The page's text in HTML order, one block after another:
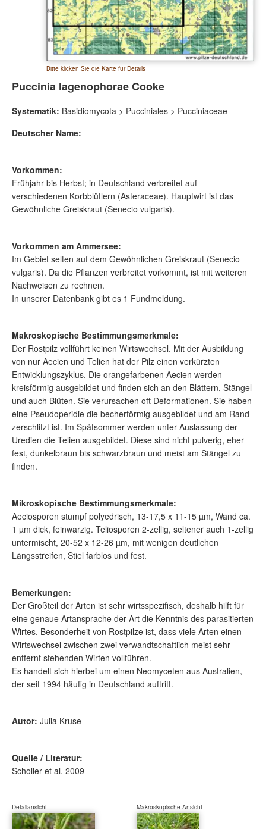
Bitte klicken Sie die Karte für Details
Puccinia lagenophorae Cooke
Systematik: Basidiomycota > Pucciniales > Pucciniaceae
Deutscher Name:
Vorkommen:
Frühjahr bis Herbst; in Deutschland verbreitet auf
verschiedenen Korbblütlern (Asteraceae). Hauptwirt ist das
Gewöhnliche Greiskraut (Senecio vulgaris).
Vorkommen am Ammersee:
Im Gebiet selten auf dem Gewöhnlichen Greiskraut (Senecio
vulgaris). Da die Pflanzen verbreitet vorkommt, ist mit weiteren
Nachweisen zu rechnen.
In unserer Datenbank gibt es 1 Fundmeldung.
Makroskopische Bestimmungsmerkmale:
Der Rostpilz vollführt keinen Wirtswechsel. Mit der Ausbildung
von nur Aecien und Telien hat der Pilz einen verkürzten
Entwicklungszyklus. Die orangefarbenen Aecien werden
kreisförmig ausgebildet und finden sich an den Blättern, Stängel
und auch Blüten. Sie verursachen oft Deformationen. Sie haben
eine Pseudoperidie die becherförmig ausgebildet und am Rand
zerschlitzt ist. Im Spätsommer werden unter Auslassung der
Uredien die Telien ausgebildet. Diese sind nicht pulverig, eher
fest, dunkelbraun bis schwarzbraun und meist am Stängel zu
finden.
Mikroskopische Bestimmungsmerkmale:
Aeciosporen stumpf polyedrisch, 13-17,5 x 11-15 µm, Wand ca.
1 µm dick, feinwarzig. Teliosporen 2-zellig, seltener auch 1-zellig
untermischt, 20-52 x 12-26 µm, mit wenigen deutlichen
Längsstreifen, Stiel farblos und fest.
Bemerkungen:
Der Großteil der Arten ist sehr wirtsspezifisch, deshalb hilft für
eine genaue Artansprache der Art die Kenntnis des parasitierten
Wirtes. Besonderheit von Rostpilze ist, dass viele Arten einen
Wirtswechsel zwischen zwei verwandtschaftlich meist sehr
entfernt stehenden Wirten vollführen.
Es handelt sich hierbei um einen Neomyceten aus Australien,
der seit 1994 häufig in Deutschland auftritt.
Autor: Julia Kruse
Quelle / Literatur:
Scholler et al. 2009
Detailansicht Makroskopische Ansicht